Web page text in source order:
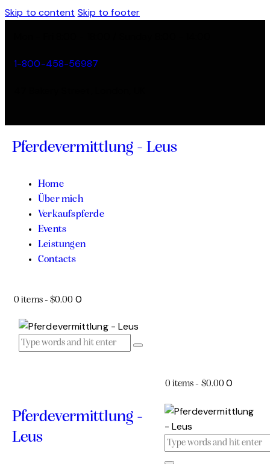
Skip to content Skip to footer
1-800-458-56987
Pferdevermittlung - Leus
Home
Über mich
Verkaufspferde
Events
Leistungen
Contacts
0 items - $0.00 0
Pferdevermittlung -
Leus
0 items - $0.00 0